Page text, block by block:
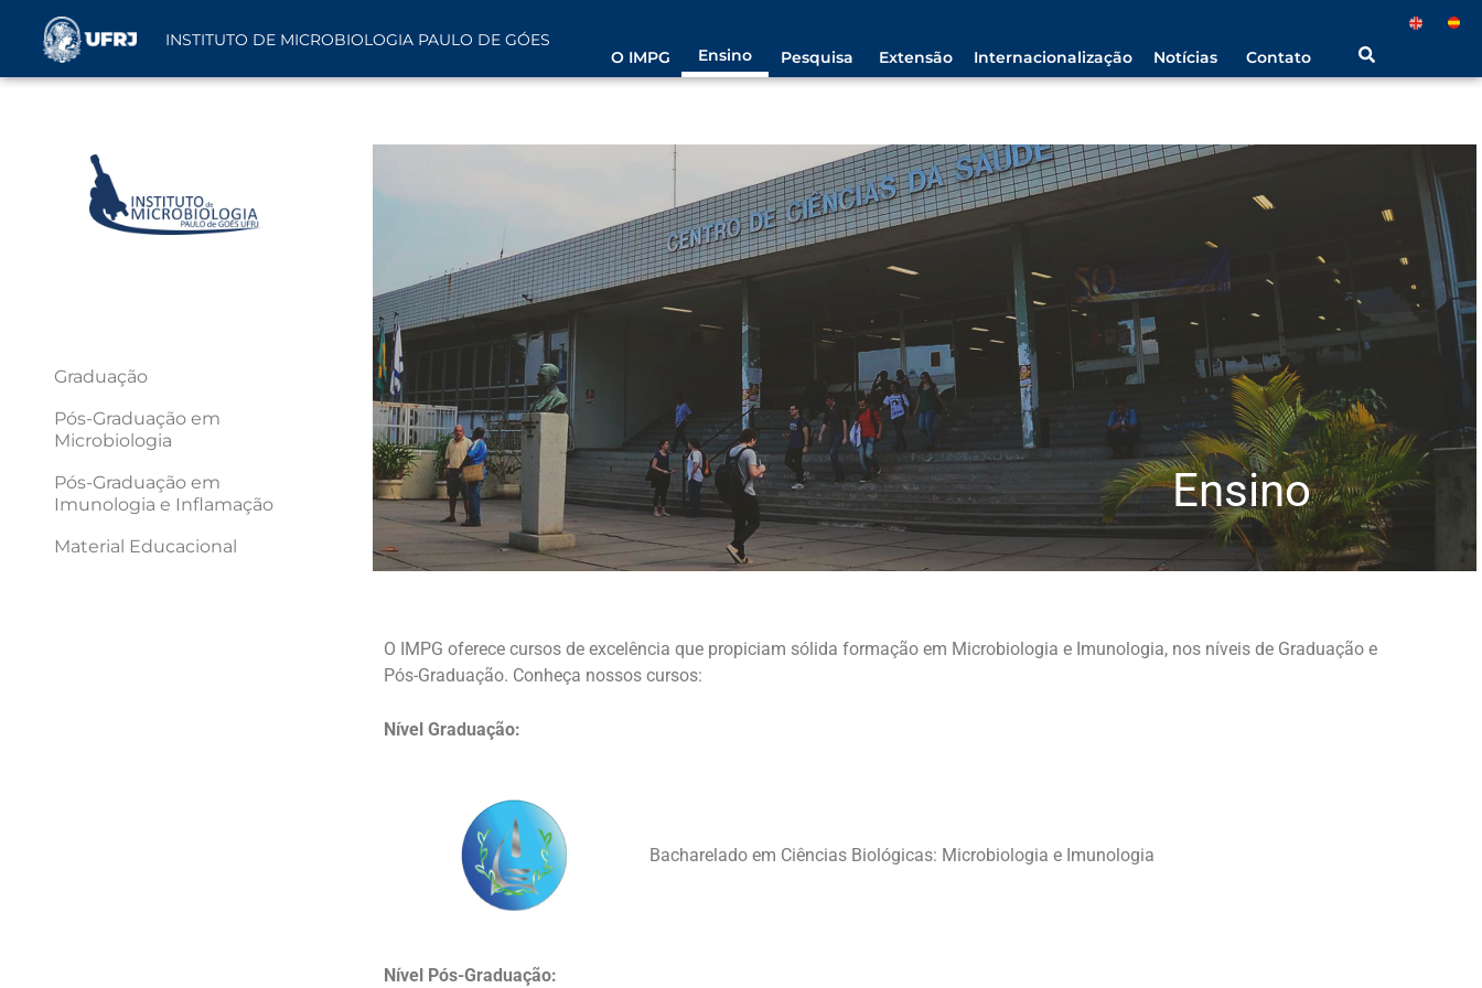
INSTITUTO DE MICROBIOLOGIA PAULO DE GÓES
O IMPG
Ensino Pesquisa Extensão Internacionalização Notícias Contato
Graduação
Pós-Graduação em
Microbiologia
Pós-Graduação em
Imunologia e Inflamação
Material Educacional
Ensino
O IMPG oferece cursos de excelência que propiciam sólida formação em Microbiologia e Imunologia, nos níveis de Graduação e
Pós-Graduação. Conheça nossos cursos:
Nível Graduação:
Bacharelado em Ciências Biológicas: Microbiologia e Imunologia
Nível Pós-Graduação: